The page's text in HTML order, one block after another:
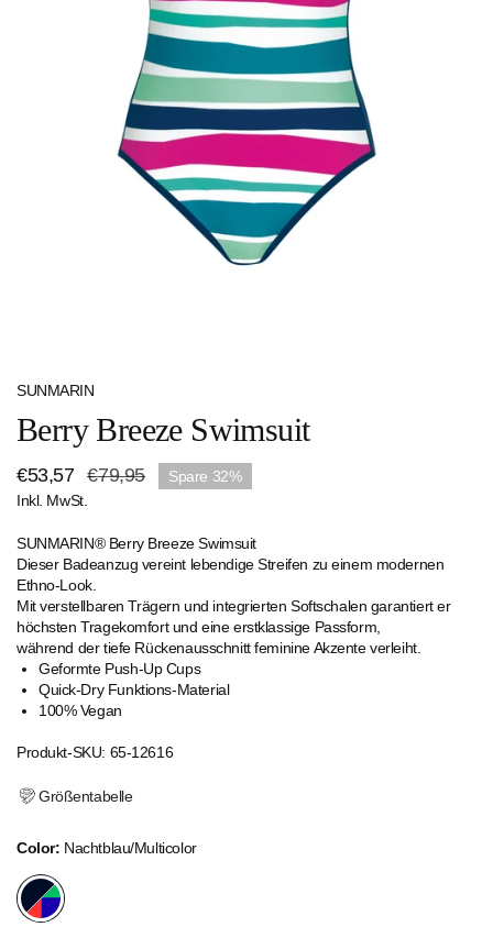
SUNMARIN
Berry Breeze Swimsuit
Verkaufspreis
€53,57
Regulärer
Preis
€79,95 Spare 32%
Inkl. MwSt.
SUNMARIN® Berry Breeze Swimsuit
Dieser Badeanzug vereint lebendige Streifen zu einem modernen
Ethno-Look.
Mit verstellbaren Trägern und integrierten Softschalen garantiert er
höchsten Tragekomfort und eine erstklassige Passform,
während der tiefe Rückenausschnitt feminine Akzente verleiht.
Geformte Push-Up Cups
Quick-Dry Funktions-Material
100% Vegan
Produkt-SKU: 65-12616
Größentabelle
Color: Nachtblau/Multicolor